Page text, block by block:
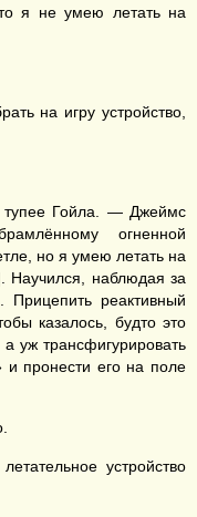
я не умею летать на
на игру устройство,
Гойла. — Джеймс
огненной
но я умею летать на
Научился, наблюдая за
реактивный
казалось, будто это
уж трансфигурировать
и пронести его на поле
устройство